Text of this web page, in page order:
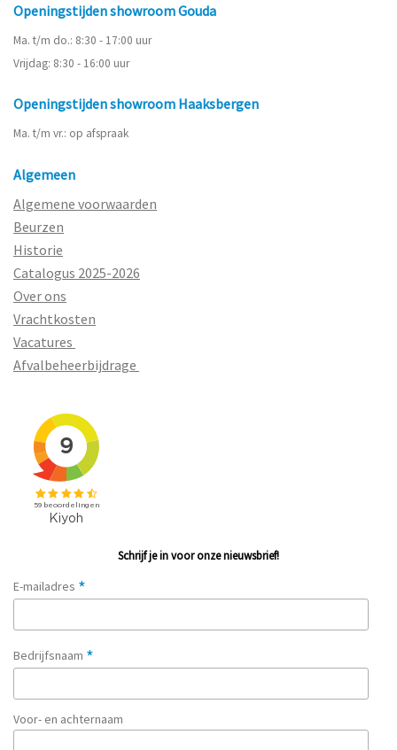
Openingstijden showroom Gouda
Ma. t/m do.: 8:30 - 17:00 uur
Vrijdag: 8:30 - 16:00 uur
Openingstijden showroom Haaksbergen
Ma. t/m vr.: op afspraak
Algemeen
Algemene voorwaarden
Beurzen
Historie
Catalogus 2025-2026
Over ons
Vrachtkosten
Vacatures
Afvalbeheerbijdrage
Schrijf je in voor onze nieuwsbrief!
E-mailadres *
Bedrijfsnaam *
Voor- en achternaam